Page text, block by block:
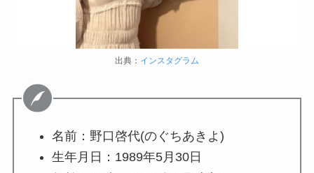
出典： インスタグラム
名前：野口啓代(のぐちあきよ)
生年月日：1989年5月30日